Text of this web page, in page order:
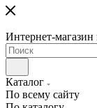
Интернет-магазин
Каталог
По всему сайту